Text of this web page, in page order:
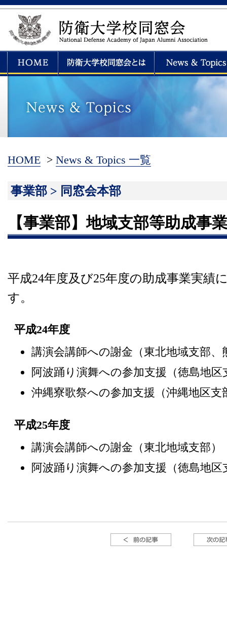
HOME > News & Topics 一覧
事業部 > 同窓会本部
【事業部】地域支部等助成事
平成24年度及び25年度の助成事業実績
す。
平成24年度
講演会講師への謝金（東北地域支部、
阿波踊り演舞への参加支援（徳島地区
沖縄寮歌祭への参加支援（沖縄地区支
平成25年度
講演会講師への謝金（東北地域支部）
阿波踊り演舞への参加支援（徳島地区